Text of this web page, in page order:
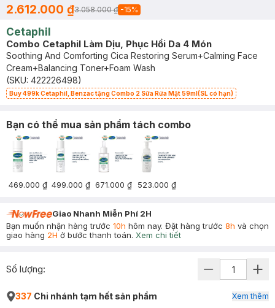
2.612.000 ₫3.058.000 ₫ -15%
Cetaphil
Combo Cetaphil Làm Dịu, Phục Hồi Da 4 Món
Soothing And Comforting Cica Restoring Serum+Calming Face
Cream+Balancing Toner+Foam Wash
(SKU: 422226498)
Buy 499k Cetaphil, Benzac tặng Combo 2 Sữa Rửa Mặt 59ml(SL có hạn)
Bạn có thể mua sản phẩm tách combo
469.000 ₫ 499.000 ₫ 671.000 ₫ 523.000 ₫
Giao Nhanh Miễn Phí 2H
Bạn muốn nhận hàng trước 10h hôm nay. Đặt hàng trước 8h và chọn
giao hàng 2H ở bước thanh toán. Xem chi tiết
Số lượng:
337 Chi nhánh tạm hết sản phẩm Xem thêm